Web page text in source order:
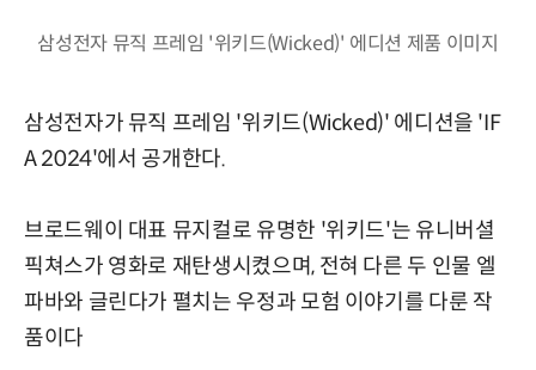
삼성전자 뮤직 프레임 '위키드(Wicked)' 에디션 제품 이미지
삼성전자가 뮤직 프레임 '위키드(Wicked)' 에디션을 'IF
A 2024'에서 공개한다.
브로드웨이 대표 뮤지컬로 유명한 '위키드'는 유니버셜
픽쳐스가 영화로 재탄생시켰으며, 전혀 다른 두 인물 엘
파바와 글린다가 펼치는 우정과 모험 이야기를 다룬 작
품이다